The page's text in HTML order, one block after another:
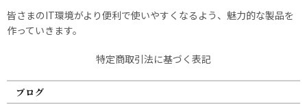
皆さまのIT環境がより便利で使いやすくなるよう、魅力的な製品を
作っていきます。
特定商取引法に基づく表記
ブログ